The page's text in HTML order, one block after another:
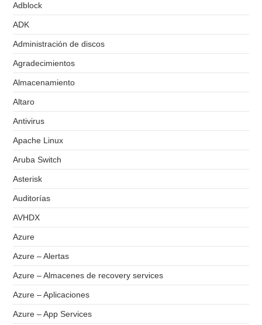
Adblock
ADK
Administración de discos
Agradecimientos
Almacenamiento
Altaro
Antivirus
Apache Linux
Aruba Switch
Asterisk
Auditorías
AVHDX
Azure
Azure – Alertas
Azure – Almacenes de recovery services
Azure – Aplicaciones
Azure – App Services